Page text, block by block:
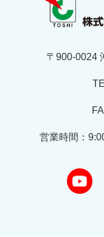
〒900-0024
営業時間：